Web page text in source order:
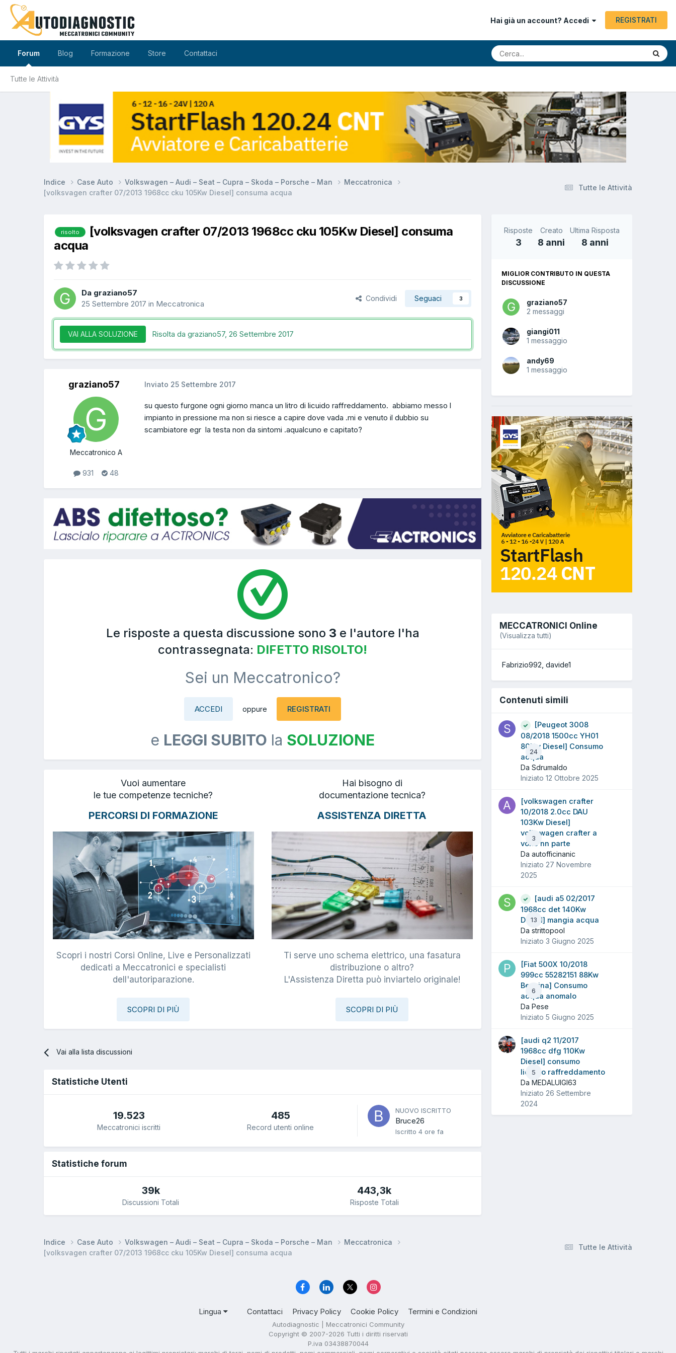
Hai già un account? Accedi REGISTRATI
Forum
Tutte le Attività
Blog Formazione Store Contattaci
Tutte le Attività
Indice Case Auto Volkswagen – Audi – Seat – Cupra – Skoda – Porsche – Man
Meccatronica
[volksvagen crafter 07/2013 1968cc cku 105Kw Diesel] consuma acqua
risolto
[volksvagen crafter 07/2013 1968cc cku 105Kw Diesel] consuma
acqua
Da graziano57
25 Settembre 2017 in Meccatronica
Condividi Seguaci 3
VAI ALLA SOLUZIONE Risolta da graziano57, 26 Settembre 2017
graziano57
Meccatronico A
931 48
Inviato 25 Settembre 2017
su questo furgone ogni giorno manca un litro di licuido raffreddamento. abbiamo messo l
impianto in pressione ma non si riesce a capire dove vada .mi e venuto il dubbio su
scambiatore egr la testa non da sintomi .aqualcuno e capitato?
Le risposte a questa discussione sono 3 e l'autore l'ha
contrassegnata: DIFETTO RISOLTO!
Sei un Meccatronico?
ACCEDI oppure REGISTRATI
e LEGGI SUBITO la SOLUZIONE
Vuoi aumentare
le tue competenze tecniche?
PERCORSI DI FORMAZIONE
Scopri i nostri Corsi Online, Live e Personalizzati
dedicati a Meccatronici e specialisti
dell'autoriparazione.
SCOPRI DI PIÙ
Hai bisogno di
documentazione tecnica?
ASSISTENZA DIRETTA
Ti serve uno schema elettrico, una fasatura
distribuzione o altro?
L'Assistenza Diretta può inviartelo originale!
SCOPRI DI PIÙ
Vai alla lista discussioni
Statistiche Utenti
19.523
Meccatronici iscritti
485
Record utenti online
NUOVO ISCRITTO
Bruce26
Iscritto 4 ore fa
Statistiche forum
39k
Discussioni Totali
443,3k
Risposte Totali
Risposte
3
Creato
8 anni
Ultima Risposta
8 anni
MIGLIOR CONTRIBUTO IN QUESTA
DISCUSSIONE
graziano57
2 messaggi
giangi011
1 messaggio
andy69
1 messaggio
MECCATRONICI Online
(Visualizza tutti)
Fabrizio992 davide1
Contenuti simili
24
[Peugeot 3008
08/2018 1500cc YH01
80Kw Diesel] Consumo
acqua
Da Sdrumaldo
Iniziato 12 Ottobre 2025
3
[volkswagen crafter
10/2018 2.0cc DAU
103Kw Diesel]
volkswagen crafter a
volte nn parte
Da autofficinanic
Iniziato 27 Novembre
2025
13
[audi a5 02/2017
1968cc det 140Kw
Diesel] mangia acqua
Da strittopool
Iniziato 3 Giugno 2025
6
[Fiat 500X 10/2018
999cc 55282151 88Kw
Benzina] Consumo
acqua anomalo
Da Pese
Iniziato 5 Giugno 2025
5
[audi q2 11/2017
1968cc dfg 110Kw
Diesel] consumo
liquido raffreddamento
Da MEDALUIGI63
Iniziato 26 Settembre
2024
Tutte le Attività
Indice Case Auto Volkswagen – Audi – Seat – Cupra – Skoda – Porsche – Man
Meccatronica
[volksvagen crafter 07/2013 1968cc cku 105Kw Diesel] consuma acqua
Lingua Contattaci Privacy Policy Cookie Policy Termini e Condizioni
Autodiagnostic | Meccatronici Community
Copyright © 2007-2026 Tutti i diritti riservati
P.iva 03438870044